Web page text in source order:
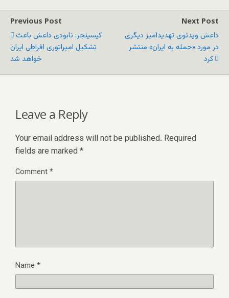
Previous Post
کیسینجر: نابودی داعش باعث
تشکیل امپراتوری افراطی ایران
خواهد شد
Next Post
داعش ویدئوی تهدیدآمیز دیگری
در مورد «حمله به ایران» منتشر
کرد
Leave a Reply
Your email address will not be published. Required
fields are marked *
Comment*
Name *